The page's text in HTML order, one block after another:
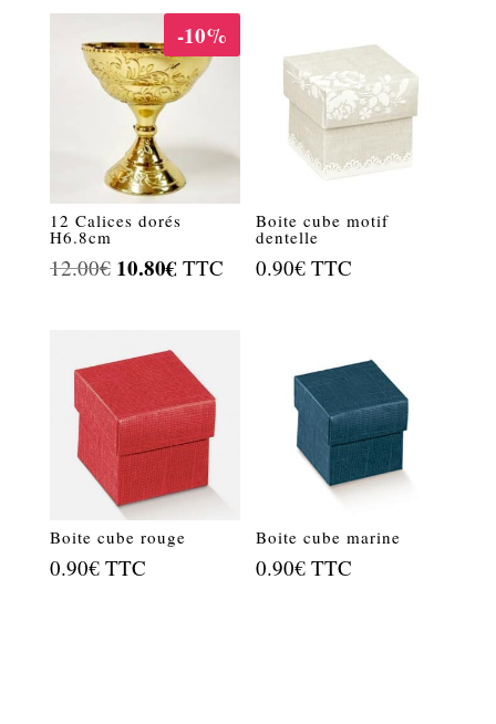
était :
9.00€.
est :
8.10€.
-10%
12 Calices dorés
H6.8cm
12.00€ Le
était :
12.00€.
10.80€Le
est :
10.80€.
TTC
Boite cube motif
dentelle
0.90€ TTC
Boite cube rouge
0.90€ TTC
Boite cube marine
0.90€ TTC